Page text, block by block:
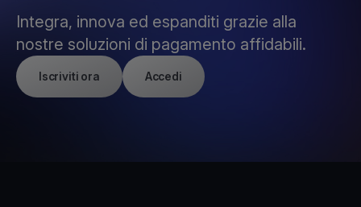
Integra, innova ed espanditi grazie alla
nostre soluzioni di pagamento affidabili.
Iscriviti ora Accedi